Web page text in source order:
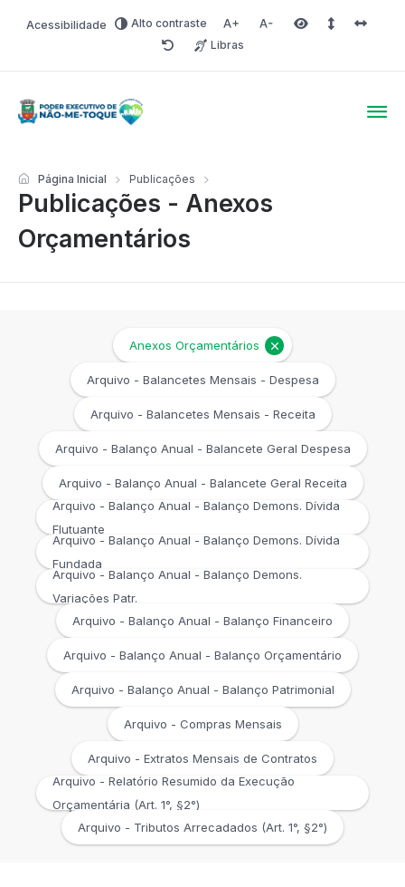
Acessibilidade Alto contraste Aumentar fonte
Diminuir fonteÁrea selecionada
Espaço
RedefinirLibras
Publicações - Anexos
Orçamentários
Página Inicial Publicações
Anexos Orçamentários
Arquivo - Balancetes Mensais - Despesa
Arquivo - Balancetes Mensais - Receita
Arquivo - Balanço Anual - Balancete Geral Despesa
Arquivo - Balanço Anual - Balancete Geral Receita
Arquivo - Balanço Anual - Balanço Demons. Dívida
Flutuante
Arquivo - Balanço Anual - Balanço Demons. Dívida
Fundada
Arquivo - Balanço Anual - Balanço Demons.
Variações Patr.
Arquivo - Balanço Anual - Balanço Financeiro
Arquivo - Balanço Anual - Balanço Orçamentário
Arquivo - Balanço Anual - Balanço Patrimonial
Arquivo - Compras Mensais
Arquivo - Extratos Mensais de Contratos
Arquivo - Relatório Resumido da Execução
Orçamentária (Art. 1°, §2°)
Arquivo - Tributos Arrecadados (Art. 1°, §2°)